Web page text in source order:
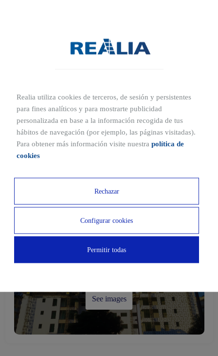
See images
Realia utiliza cookies de terceros, de sesión y persistentes
para fines analíticos y para mostrarte publicidad
personalizada en base a la información recogida de tus
hábitos de navegación (por ejemplo, las páginas visitadas).
Para obtener más información visite nuestra política de
cookies
Rechazar
Configurar cookies
Permitir todas